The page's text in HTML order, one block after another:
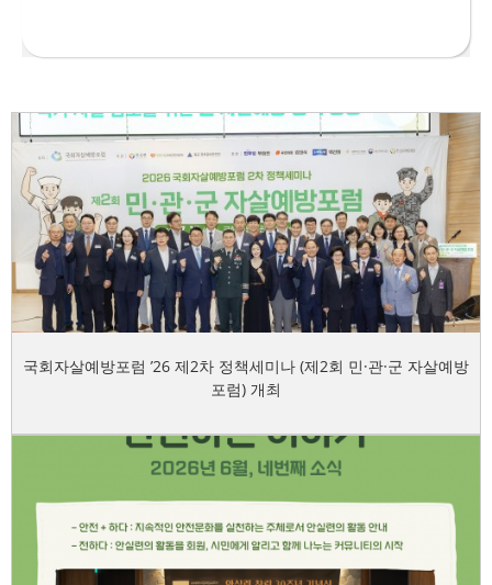
국회자살예방포럼 ’26 제2차 정책세미나 (제2회 민·관·군 자살예방
포럼) 개최